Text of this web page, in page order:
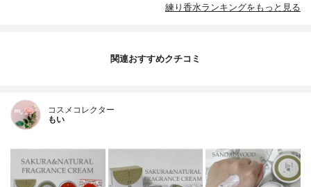
練り香水ランキングをもっと見る
関連おすすめクチコミ
コスメコレクター
もい